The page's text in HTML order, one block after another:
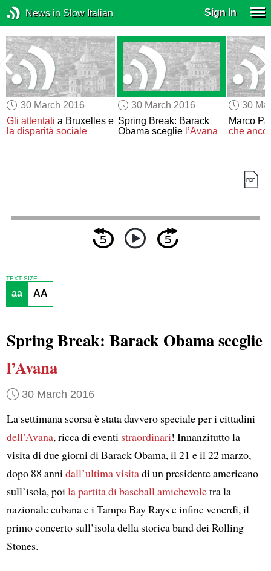
News in Slow Italian Sign In
30 March 2016
Gli attentati a Bruxelles e
la disparità sociale
30 March 2016
Spring Break: Barack
Obama sceglie l’Avana
30
Marco
che
TEXT SIZE
aa AA
Spring Break: Barack Obama sceglie
l’Avana
30 March 2016
La settimana scorsa è stata davvero speciale per i cittadini
dell’Avana, ricca di eventi straordinari! Innanzitutto la
visita di due giorni di Barack Obama, il 21 e il 22 marzo,
dopo 88 annidall’ultima visitadi un presidente americano
sull’isola, poila partita di baseball amichevoletra la
nazionale cubana e i Tampa Bay Rays e infine venerdì, il
primo concerto sull’isola della storica band dei Rolling
Stones.